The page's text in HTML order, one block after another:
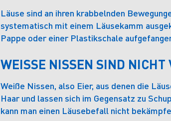
Läuse sind an ihren krabbelnden
systematisch mit einem Läusekamm
Pappe oder einer Plastikschale
WEISSE NISSEN SIND NICHT
Weiße Nissen, also Eier, aus denen die
Haar und lassen sich im Gegensatz zu
kann man einen Läusebefall nicht